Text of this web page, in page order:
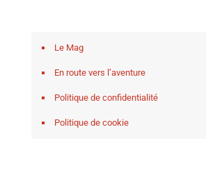
Le Mag
En route vers l’aventure
Politique de confidentialité
Politique de cookie